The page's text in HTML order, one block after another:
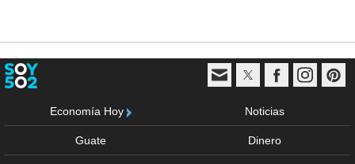
Economía Hoy Noticias
Guate Dinero